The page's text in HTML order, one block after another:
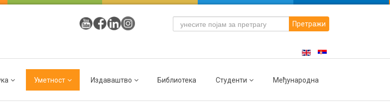
Претражи
Уметност Издаваштво Библиотека Студенти Међународна